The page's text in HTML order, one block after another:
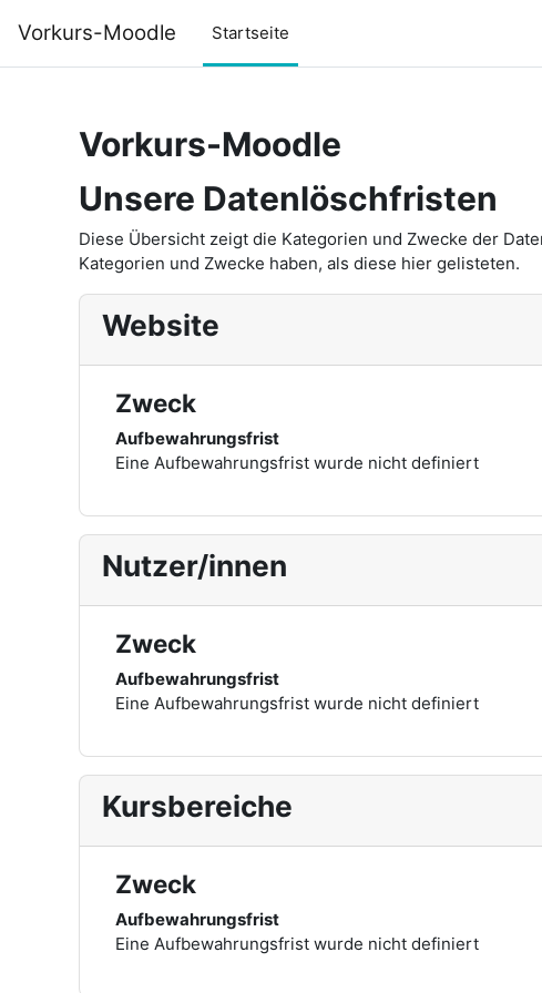
Vorkurs-Moodle Startseite
Vorkurs-Moodle
Unsere Datenlöschfristen
Diese Übersicht zeigt die Kategorien und Zwecke der
Kategorien und Zwecke haben, als diese hier gelisteten.
Website
Zweck
Aufbewahrungsfrist
Eine Aufbewahrungsfrist wurde nicht definiert
Nutzer/innen
Zweck
Aufbewahrungsfrist
Eine Aufbewahrungsfrist wurde nicht definiert
Kursbereiche
Zweck
Aufbewahrungsfrist
Eine Aufbewahrungsfrist wurde nicht definiert